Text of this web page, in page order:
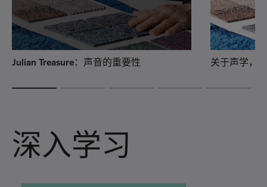
Julian Treasure：声音的重要性 关于声学，
深入学习